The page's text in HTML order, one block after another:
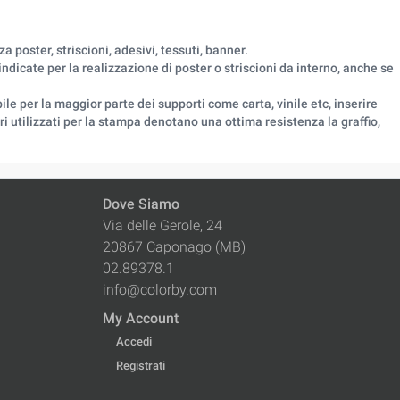
poster, striscioni, adesivi, tessuti, banner.
per la realizzazione di poster o striscioni da interno, anche se
per la maggior parte dei supporti come carta, vinile etc, inserire
utilizzati per la stampa denotano una ottima resistenza la graffio,
Dove Siamo
Via delle Gerole, 24
20867 Caponago (MB)
02.89378.1
info@colorby.com
My Account
Accedi
Registrati